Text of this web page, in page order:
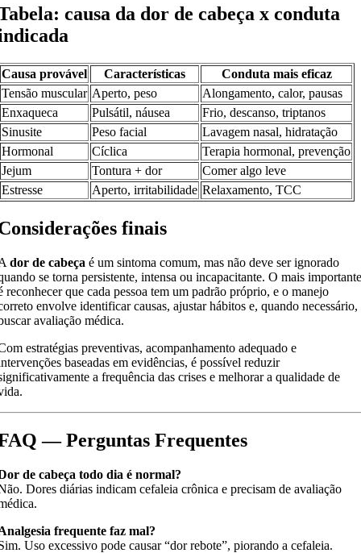
causa da dor de cabeça x conduta
Causa provável Características
Conduta mais eficaz
Tensão muscular Aperto, peso
Alongamento, calor, pausas
Enxaqueca
Pulsátil, náusea
Frio, descanso, triptanos
Sinusite
Peso facial
Lavagem nasal, hidratação
Hormonal
Cíclica
Terapia hormonal, prevenção
Jejum
Tontura + dor
Comer algo leve
Estresse
Aperto, irritabilidade Relaxamento, TCC
finais
dor de cabeça é um sintoma comum, mas não deve ser ignorado
se torna persistente, intensa ou incapacitante. O mais
reconhecer que cada pessoa tem um padrão próprio, e o manejo
envolve identificar causas, ajustar hábitos e, quando necessário,
avaliação médica.
estratégias preventivas, acompanhamento adequado e
baseadas em evidências, é possível reduzir
a frequência das crises e melhorar a qualidade de
— Perguntas Frequentes
de cabeça todo dia é normal?
Dores diárias indicam cefaleia crônica e precisam de avaliação
frequente faz mal?
Uso excessivo pode causar “dor rebote”, piorando a cefaleia.